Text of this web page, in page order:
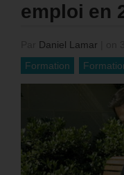
emploi en
Daniel Lamar
Formation